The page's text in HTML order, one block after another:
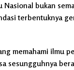
bukan
terbentuknya
memahami ilmu
sesungguhnya